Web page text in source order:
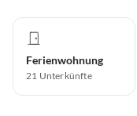
Ferienwohnung
21 Unterkünfte